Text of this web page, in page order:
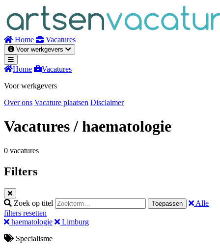
inhoud
Home Vacatures
Voor werkgevers
Home
Vacatures
Voor werkgevers
Over ons Vacature plaatsen Disclaimer
Vacatures/ haematologie
0 vacatures
Filters
Zoek op titel Toepassen
Alle
filters resetten
haematologie
Limburg
Specialisme